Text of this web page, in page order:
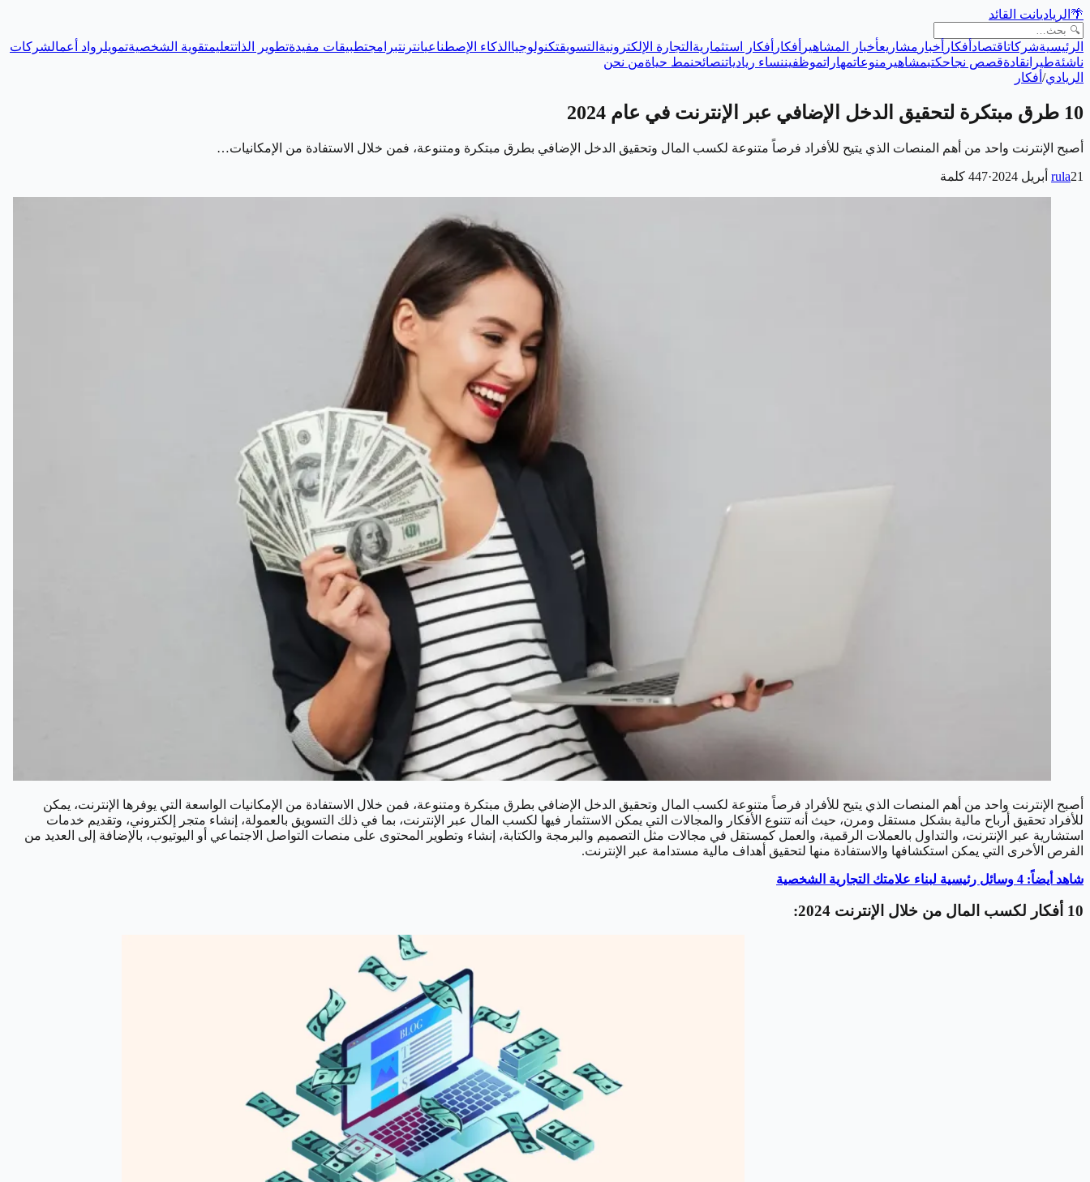
🌴 الرياديانت القائد
الرئيسيةشركاتاقتصاد أفكار أخبار مشاريعأخبار المشاهير أفكار أفكار استثمارية التجارة الإلكترونية التسويقتكنولوجيا الذكاء الإصطناعيانترنتبرامجتطبيقات مفيدةتطوير الذاتتعليمتقوية الشخصيةتمويلرواد أعمالشركات
ناشئةطيرانقادةقصص نجاحكتبمشاهير منوعاتمهاراتموظفيننساء ريادياتنصائحنمط حياةمن نحن
الريادي/ أفكار
10 طرق مبتكرة لتحقيق الدخل الإضافي عبر الإنترنت في عام 2024
أصبح الإنترنت واحد من أهم المنصات الذي يتيح للأفراد فرصاً متنوعة لكسب المال وتحقيق الدخل الإضافي بطرق مبتكرة ومتنوعة، فمن خلال الاستفادة من الإمكانيات…
rula21 أبريل 2024 ·
447 كلمة
أصبح الإنترنت واحد من أهم المنصات الذي يتيح للأفراد فرصاً متنوعة لكسب المال وتحقيق الدخل الإضافي بطرق مبتكرة ومتنوعة، فمن خلال الاستفادة من الإمكانيات الواسعة التي يوفرها الإنترنت، يمكن
للأفراد تحقيق أرباح مالية بشكل مستقل ومرن، حيث أنه تتنوع الأفكار والمجالات التي يمكن الاستثمار فيها لكسب المال عبر الإنترنت، بما في ذلك التسويق بالعمولة، إنشاء متجر إلكتروني، وتقديم خدمات
استشارية عبر الإنترنت، والتداول بالعملات الرقمية، والعمل كمستقل في مجالات مثل التصميم والبرمجة والكتابة، إنشاء وتطوير المحتوى على منصات التواصل الاجتماعي أو اليوتيوب، بالإضافة إلى العديد من
الفرص الأخرى التي يمكن استكشافها والاستفادة منها لتحقيق أهداف مالية مستدامة عبر الإنترنت.
شاهد أيضاً: 4 وسائل رئيسية لبناء علامتك التجارية الشخصية
10 أفكار لكسب المال من خلال الإنترنت 2024: